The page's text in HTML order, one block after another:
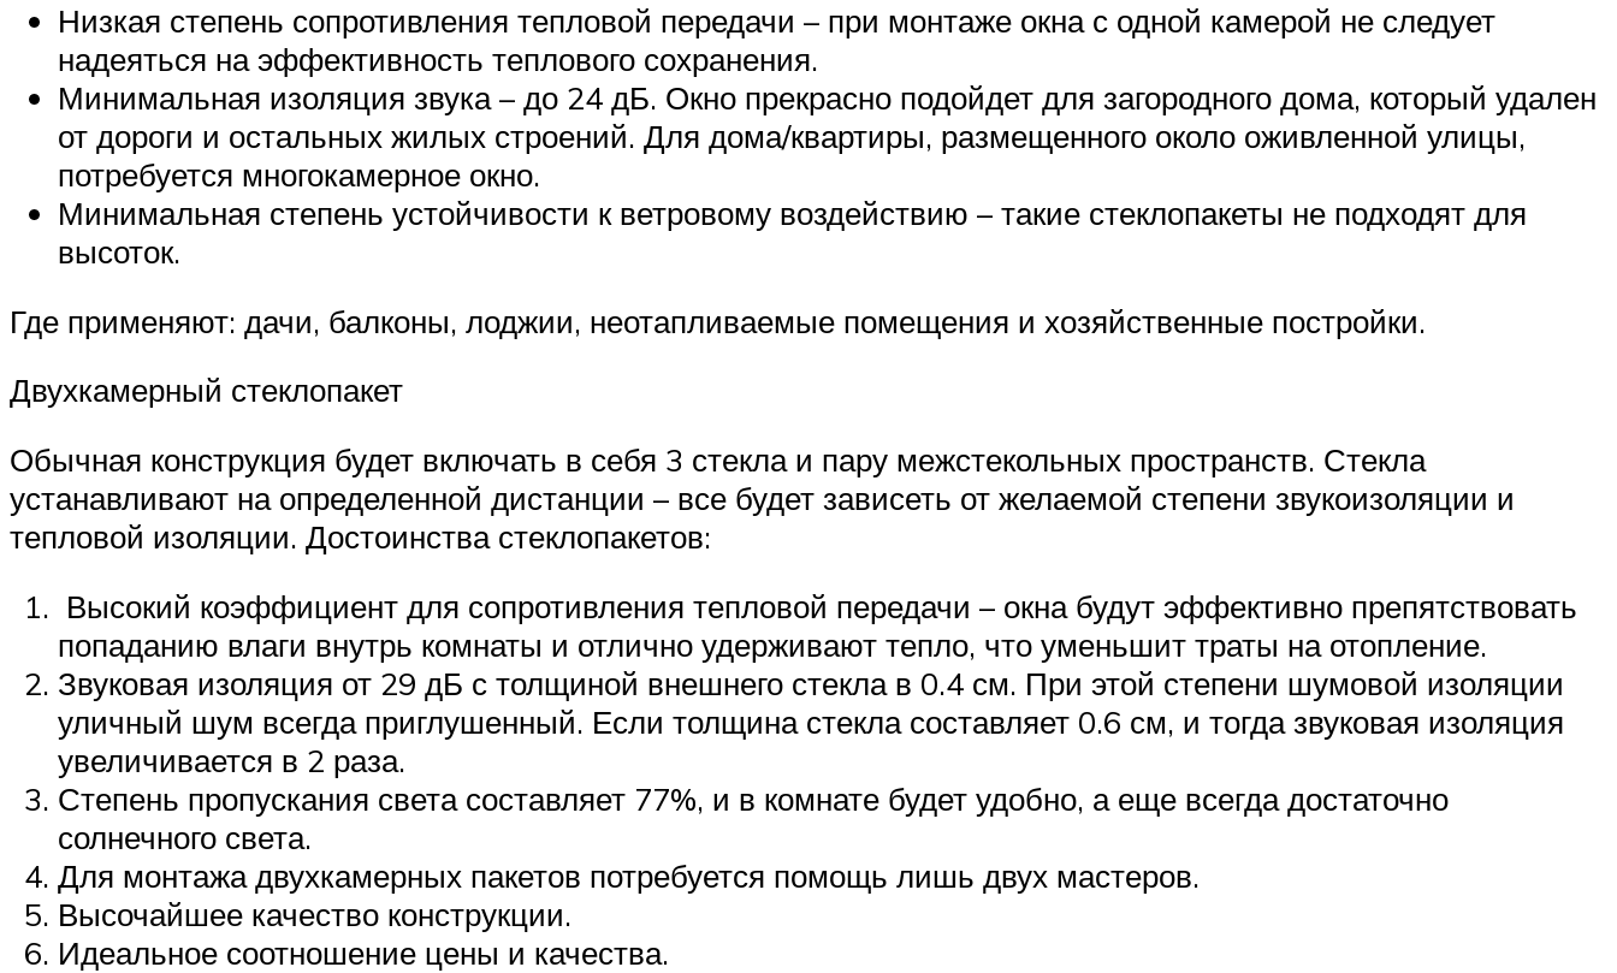
Низкая степень сопротивления тепловой передачи – при монтаже окна с одной камерой не следует
надеяться на эффективность теплового сохранения.
Минимальная изоляция звука – до 24 дБ. Окно прекрасно подойдет для загородного дома, который удален
от дороги и остальных жилых строений. Для дома/квартиры, размещенного около оживленной улицы,
потребуется многокамерное окно.
Минимальная степень устойчивости к ветровому воздействию – такие стеклопакеты не подходят для
высоток.
Где применяют: дачи, балконы, лоджии, неотапливаемые помещения и хозяйственные постройки.
Двухкамерный стеклопакет
Обычная конструкция будет включать в себя 3 стекла и пару межстекольных пространств. Стекла
устанавливают на определенной дистанции – все будет зависеть от желаемой степени звукоизоляции и
тепловой изоляции. Достоинства стеклопакетов:
Высокий коэффициент для сопротивления тепловой передачи – окна будут эффективно препятствовать
попаданию влаги внутрь комнаты и отлично удерживают тепло, что уменьшит траты на отопление.
Звуковая изоляция от 29 дБ с толщиной внешнего стекла в 0.4 см. При этой степени шумовой изоляции
уличный шум всегда приглушенный. Если толщина стекла составляет 0.6 см, и тогда звуковая изоляция
увеличивается в 2 раза.
Степень пропускания света составляет 77%, и в комнате будет удобно, а еще всегда достаточно
солнечного света.
Для монтажа двухкамерных пакетов потребуется помощь лишь двух мастеров.
Высочайшее качество конструкции.
Идеальное соотношение цены и качества.